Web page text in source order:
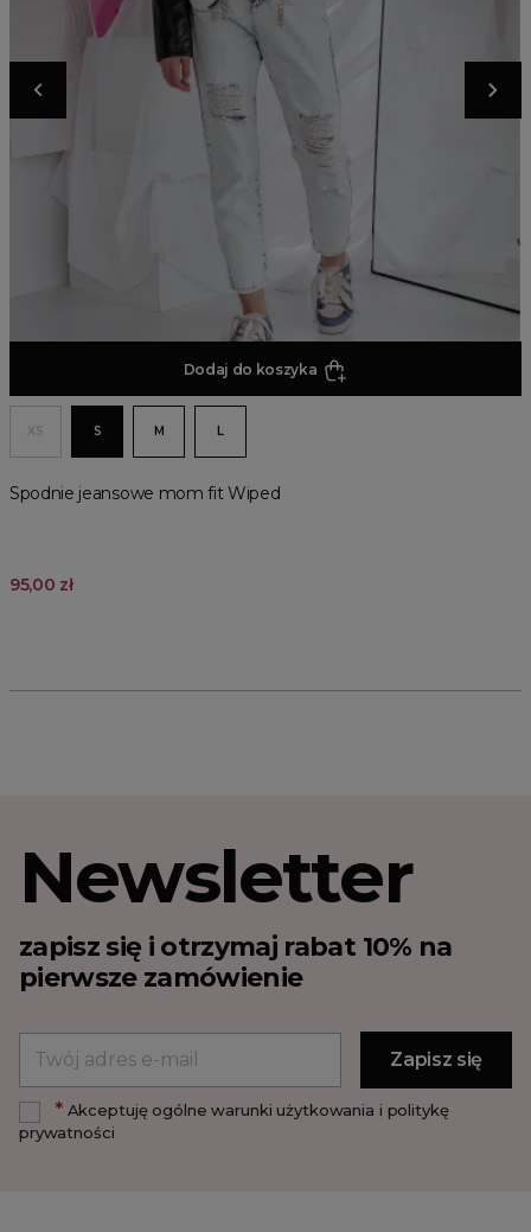
Dodaj do koszyka
XS S M L
Spodnie jeansowe mom fit Wiped
95,00 zł
Newsletter
zapisz się i otrzymaj rabat 10% na
pierwsze zamówienie
*Akceptuję ogólne warunki użytkowania i politykę
prywatności